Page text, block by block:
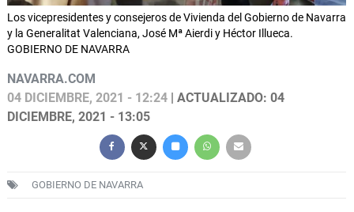
Los vicepresidentes y consejeros de Vivienda del Gobierno de Navarra
y la Generalitat Valenciana, José Mª Aierdi y Héctor Illueca.
GOBIERNO DE NAVARRA
NAVARRA.COM
04 DICIEMBRE, 2021 - 12:24 | ACTUALIZADO: 04
DICIEMBRE, 2021 - 13:05
GOBIERNO DE NAVARRA